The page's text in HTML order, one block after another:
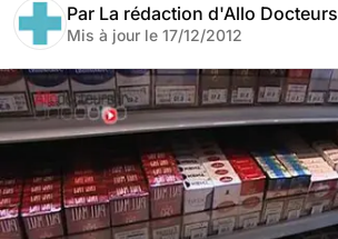
Par La rédaction d'Allo Docteurs
Mis à jour le 17/12/2012